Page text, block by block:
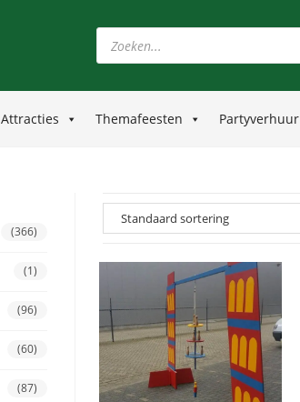
Attracties Themafeesten Partyverhuur
(366)
(1)
(96)
(60)
(87)